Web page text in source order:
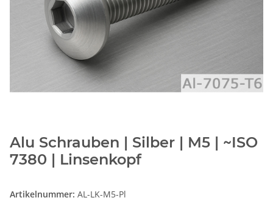
Alu Schrauben | Silber | M5 | ~ISO
7380 | Linsenkopf
Artikelnummer: AL-LK-M5-Pl